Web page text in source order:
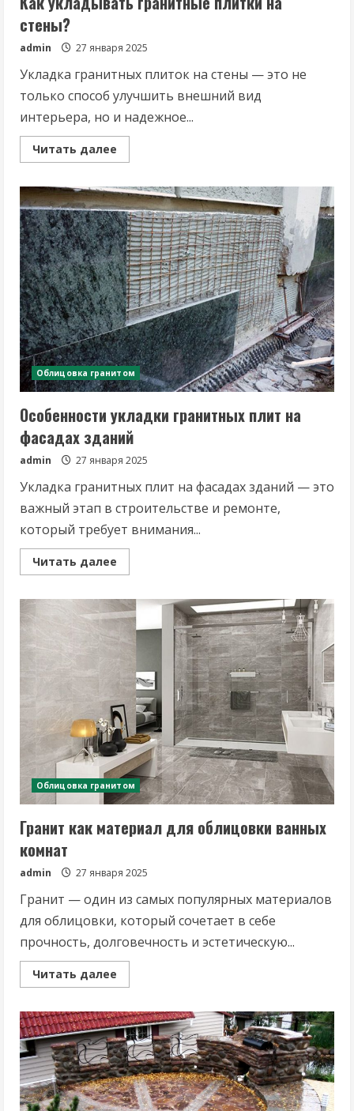
стены?
admin 27 января 2025
Укладка гранитных плиток на стены — это не
только способ улучшить внешний вид
интерьера, но и надежное...
Читать далее
more
укладывать
гранитные
плитки
на
стены?
Облицовка гранитом
Особенности укладки гранитных плит на
фасадах зданий
admin 27 января 2025
Укладка гранитных плит на фасадах зданий — это
важный этап в строительстве и ремонте,
который требует внимания...
Читать далее
more
укладки
гранитных
плит
на
зданий
Облицовка гранитом
Гранит как материал для облицовки ванных
комнат
admin 27 января 2025
Гранит — один из самых популярных материалов
для облицовки, который сочетает в себе
прочность, долговечность и эстетическую...
Читать далее
more
как
материал
для
облицовки
ванных
комнат